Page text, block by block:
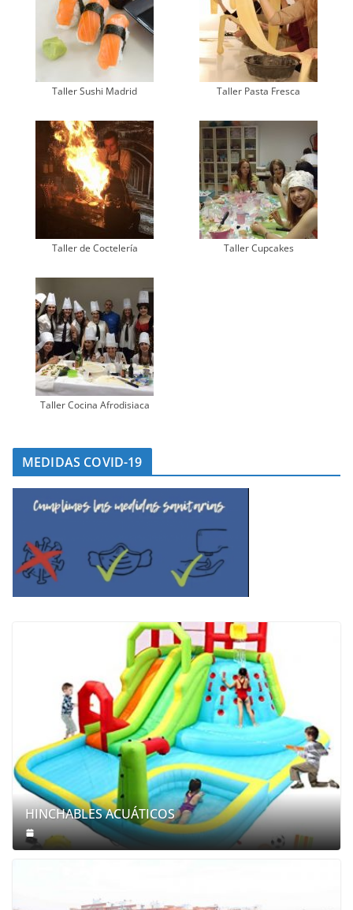
Taller Sushi Madrid Taller Pasta Fresca
Taller de Coctelería Taller Cupcakes
Taller Cocina Afrodisiaca
MEDIDAS COVID-19
HINCHABLES ACUÁTICOS